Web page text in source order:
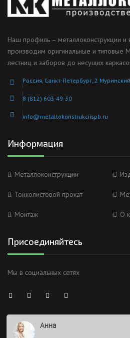
Наш профиль – металлоконструкции и
производим оригинальные и типовые
лестниц и заборов до несущих
Россия, Санкт-Петербург, 2
8 (812) 603-49-30
info@metallokonstrukciispb.ru
Информация
Металлоконструкции
Тонколистовой прокат
Монтаж О
Присоединяйтесь
Мы в социальных сетях
Время работы
Анна
Здравствуйте